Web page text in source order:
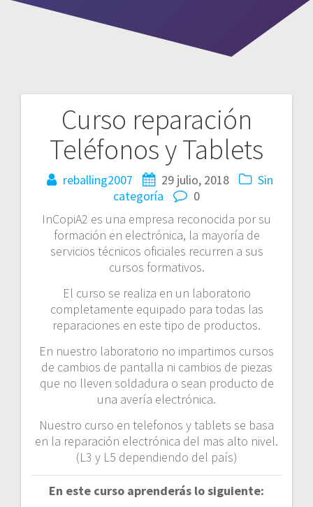
Curso reparación
Teléfonos y Tablets
reballing2007 29 julio, 2018
Sin
categoría
0
InCopiA2 es una empresa reconocida por su
formación en electrónica, la mayoría de
servicios técnicos oficiales recurren a sus
cursos formativos.
El curso se realiza en un laboratorio
completamente equipado para todas las
reparaciones en este tipo de productos.
En nuestro laboratorio no impartimos cursos
de cambios de pantalla ni cambios de piezas
que no lleven soldadura o sean producto de
una avería electrónica.
Nuestro curso en telefonos y tablets se basa
en la reparación electrónica del mas alto nivel.
(L3 y L5 dependiendo del país)
En este curso aprenderás lo siguiente: